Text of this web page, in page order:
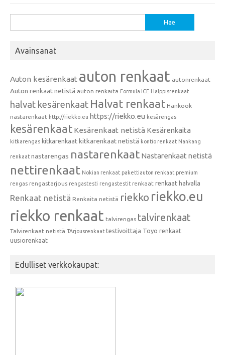
Avainsanat
Auton kesärenkaat auton renkaat autonrenkaat
Auton renkaat netistä auton renkaita Formula ICE Halppisrenkaat
halvat kesärenkaat Halvat renkaat Hankook
nastarenkaat http://riekko.eu https://riekko.eu kesärengas
kesärenkaat Kesärenkaat netistä Kesärenkaita
kitkarengas kitkarenkaat kitkarenkaat netistä kontio renkaat Nankang
renkaat nastarengas nastarenkaat Nastarenkaat netistä
nettirenkaat Nokian renkaat pakettiauton renkaat premium
rengas rengastarjous rengastesti rengastestit renkaat renkaat halvalla
Renkaat netistä Renkaita netistä riekko riekko.eu
riekko renkaat talvirengas talvirenkaat
Talvirenkaat netistä TArjousrenkaat testivoittaja Toyo renkaat
uusiorenkaat
Edulliset verkkokaupat: